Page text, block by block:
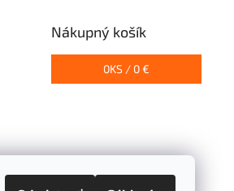
s
u
Nákupný košík
0KS / 0 €